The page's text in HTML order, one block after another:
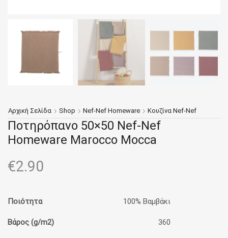
Αρχική Σελίδα Shop Nef-Nef Homeware Κουζίνα Nef-Nef
Ποτηρόπανο 50×50 Nef-Nef
Homeware Marocco Mocca
€2.90
Ποιότητα 100% Βαμβάκι
Βάρος (g/m2) 360